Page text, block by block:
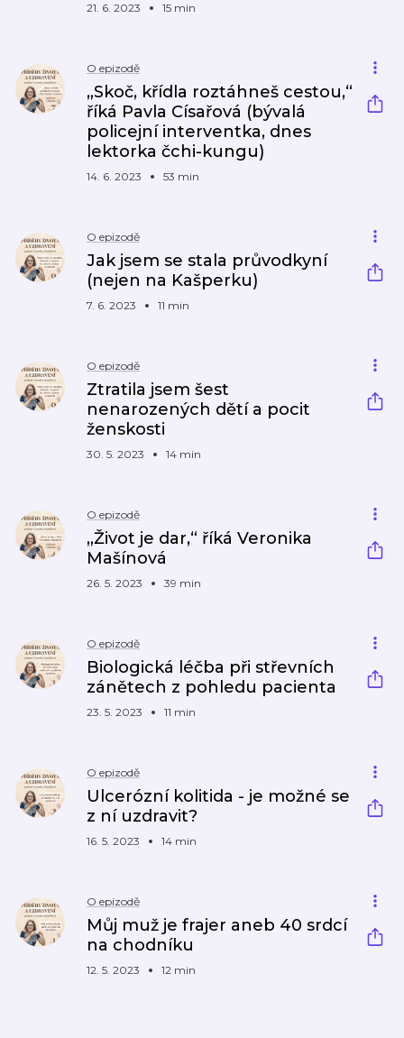
21. 6. 2023 15 min
O epizodě
„Skoč, křídla roztáhneš cestou,“
říká Pavla Císařová (bývalá
policejní interventka, dnes
lektorka čchi-kungu)
14. 6. 2023 53 min
O epizodě
Jak jsem se stala průvodkyní
(nejen na Kašperku)
7. 6. 2023 11 min
O epizodě
Ztratila jsem šest
nenarozených dětí a pocit
ženskosti
30. 5. 2023 14 min
O epizodě
„Život je dar,“ říká Veronika
Mašínová
26. 5. 2023 39 min
O epizodě
Biologická léčba při střevních
zánětech z pohledu pacienta
23. 5. 2023 11 min
O epizodě
Ulcerózní kolitida - je možné se
z ní uzdravit?
16. 5. 2023 14 min
O epizodě
Můj muž je frajer aneb 40 srdcí
na chodníku
12. 5. 2023 12 min